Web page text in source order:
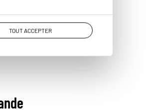
TOUT ACCEPTER